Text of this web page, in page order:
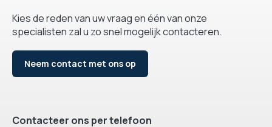
Kies de reden van uw vraag en één van onze
specialisten zal u zo snel mogelijk contacteren.
Neem contact met ons op
Contacteer ons per telefoon